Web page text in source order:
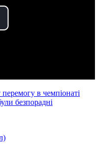
в чемпіонаті
безпорадні